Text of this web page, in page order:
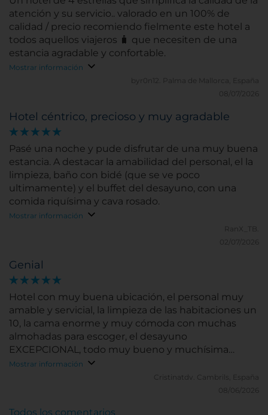
atención y su servicio.. valorado en un 100% de
calidad / precio recomiendo fielmente este hotel a
todos aquellos viajeros 🧳 que necesiten de una
estancia agradable y confortable.
Mostrar información
byr0n12.
Palma de Mallorca, España
08/07/2026
Hotel céntrico, precioso y muy agradable
Pasé una noche y pude disfrutar de una muy buena
estancia. A destacar la amabilidad del personal, el la
limpieza, baño con bidé (que se ve poco
ultimamente) y el buffet del desayuno, con una
comida riquísima y cava rosado.
Mostrar información
RanX_TB.
02/07/2026
Genial
Hotel con muy buena ubicación, el personal muy
amable y servicial, la limpieza de las habitaciones un
10, la cama enorme y muy cómoda con muchas
almohadas para escoger, el desayuno
EXCEPCIONAL, todo muy bueno y muchísima
variedad. El gym a pesar de ser pequeño tiene 5
máquinas necesarias y en muy buen estado
(incluso el material) con agua fría y toallas para
Mostrar información
Cristinatdv.
Cambrils, España
08/06/2026
Todos los comentarios